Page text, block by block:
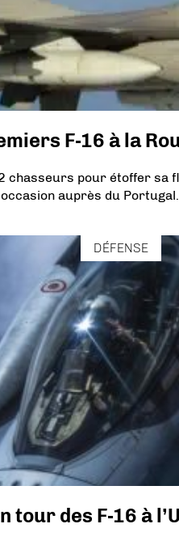
F-16 à la
chasseurs pour étoffer sa
auprès du Portugal.
DÉFENSE
tour des F-16 à